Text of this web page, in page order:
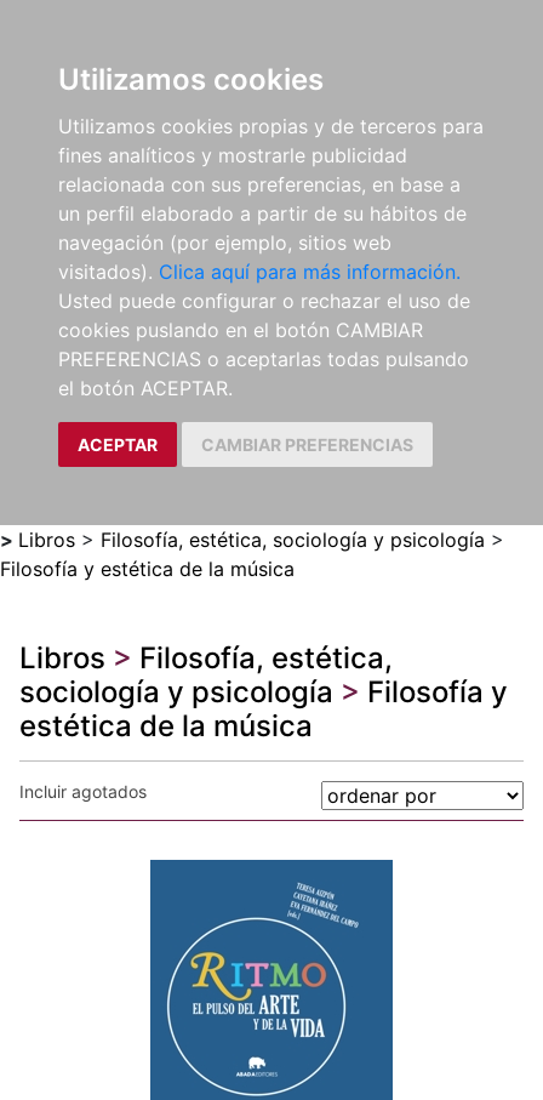
Utilizamos cookies
Utilizamos cookies propias y de terceros para
fines analíticos y mostrarle publicidad
relacionada con sus preferencias, en base a
un perfil elaborado a partir de su hábitos de
navegación (por ejemplo, sitios web
visitados). Clica aquí para más información.
Usted puede configurar o rechazar el uso de
cookies puslando en el botón CAMBIAR
PREFERENCIAS o aceptarlas todas pulsando
el botón ACEPTAR.
ACEPTAR CAMBIAR PREFERENCIAS
> Libros > Filosofía, estética, sociología y psicología >
Filosofía y estética de la música
Libros > Filosofía, estética,
sociología y psicología > Filosofía y
estética de la música
Incluir agotados